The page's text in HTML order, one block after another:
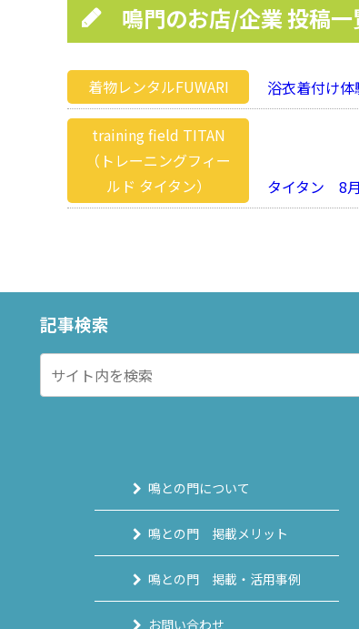
鳴門のお店/企業 投稿
着物レンタルFUWARI 浴衣着付け
training field TITAN
（トレーニングフィー
ルド タイタン）
タイタン 8
記事検索
鳴との門について
鳴との門 掲載メリット
鳴との門 掲載・活用事例
お問い合わせ